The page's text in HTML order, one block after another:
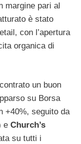
margine pari al
è stato
con l’apertura
organica di
un buon
su Borsa
+40%, seguito da
e Church’s
su tutti i